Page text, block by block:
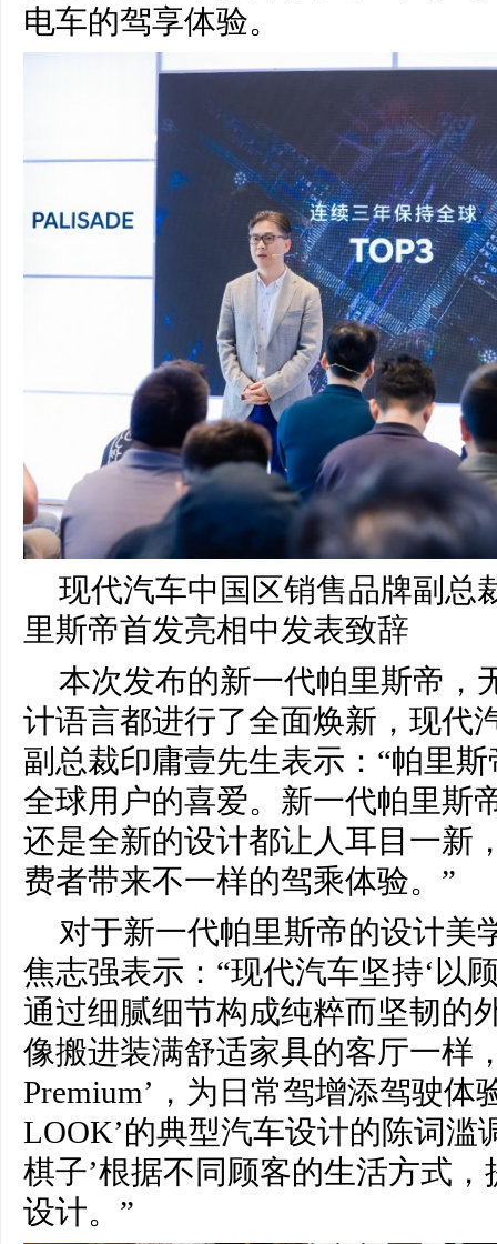
电车的驾享体验。
现代汽车中国区销售品牌副总
里斯帝首发亮相中发表致辞
本次发布的新一代帕里斯帝，
计语言都进行了全面焕新，现代
副总裁印庸壹先生表示：“帕里
全球用户的喜爱。新一代帕里斯
还是全新的设计都让人耳目一新
费者带来不一样的驾乘体验。”
对于新一代帕里斯帝的设计美
焦志强表示：“现代汽车坚持‘以
通过细腻细节构成纯粹而坚韧的
像搬进装满舒适家具的客厅一样
Premium’，为日常驾增添驾驶体
LOOK’的典型汽车设计的陈词滥
棋子’根据不同顾客的生活方式
设计。”